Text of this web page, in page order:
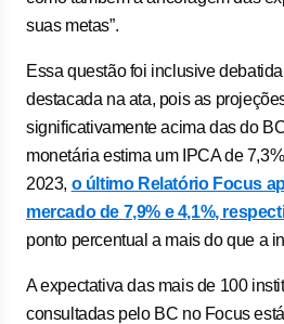
suas metas”.
Essa questão foi inclusive
destacada na ata, pois as
significativamente acima das do
monetária estima um IPCA de
2023, o último Relatório Focus
mercado de 7,9% e 4,1%,
ponto percentual a mais do que a
A expectativa das mais de 100
consultadas pelo BC no Focus